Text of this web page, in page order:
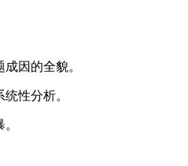
因的全貌。
性分析。